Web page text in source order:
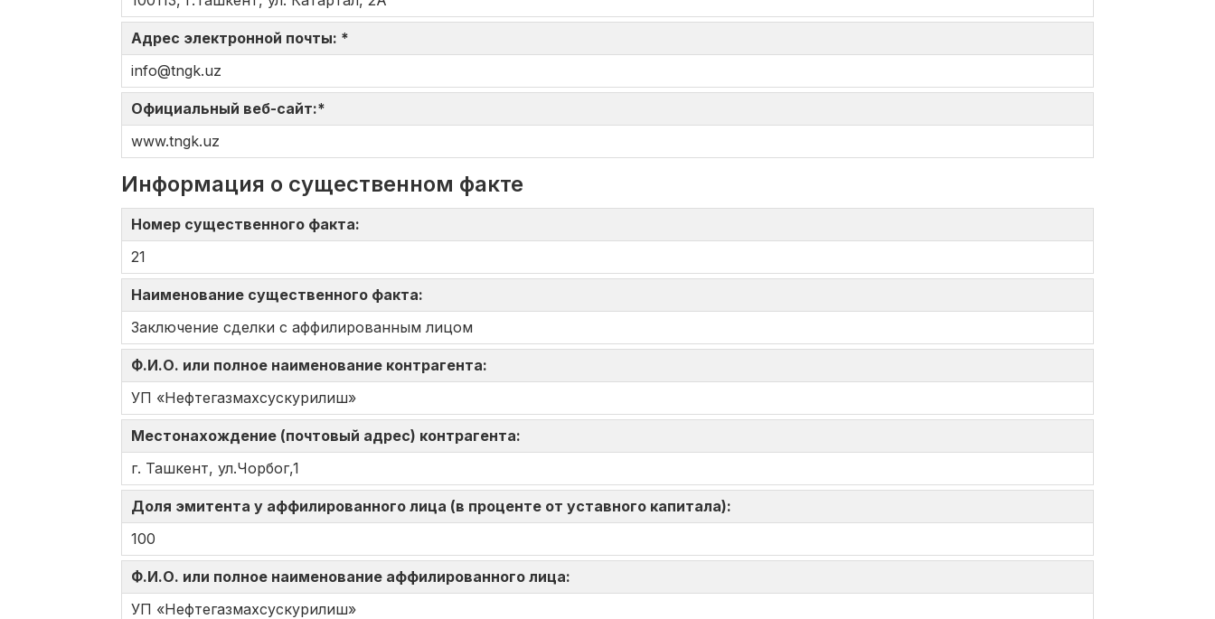
Адрес электронной почты: *
info@tngk.uz
Официальный веб-сайт:*
www.tngk.uz
Информация о существенном факте
Номер существенного факта:
21
Наименование существенного факта:
Заключение сделки с аффилированным лицом
Ф.И.О. или полное наименование контрагента:
УП «Нефтегазмахсускурилиш»
Местонахождение (почтовый адрес) контрагента:
г. Ташкент, ул.Чорбог,1
Доля эмитента у аффилированного лица (в проценте от уставного капитала):
100
Ф.И.О. или полное наименование аффилированного лица:
УП «Нефтегазмахсускурилиш»